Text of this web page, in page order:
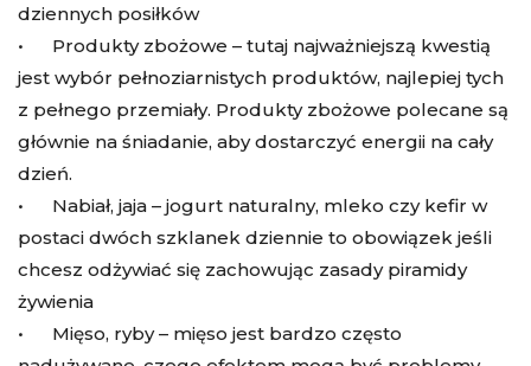
dziennych posiłków
• Produkty zbożowe – tutaj najważniejszą kwestią
jest wybór pełnoziarnistych produktów, najlepiej tych
z pełnego przemiały. Produkty zbożowe polecane są
głównie na śniadanie, aby dostarczyć energii na cały
dzień.
• Nabiał, jaja – jogurt naturalny, mleko czy kefir w
postaci dwóch szklanek dziennie to obowiązek jeśli
chcesz odżywiać się zachowując zasady piramidy
żywienia
• Mięso, ryby – mięso jest bardzo często